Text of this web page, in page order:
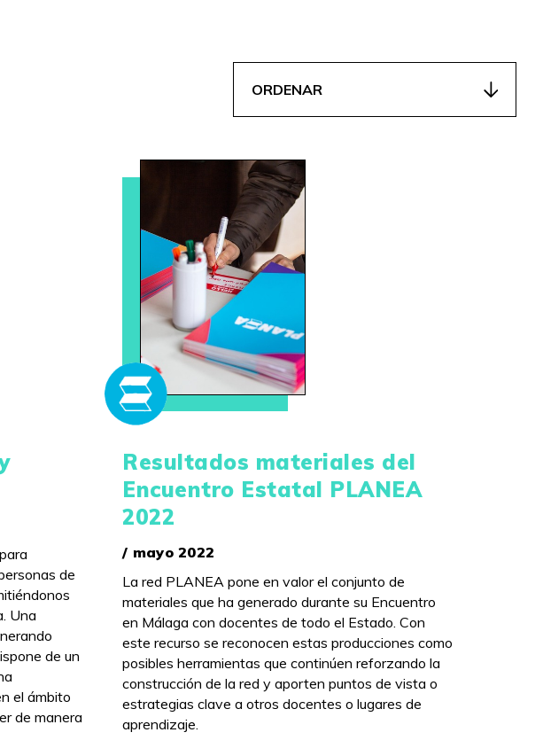
ORDENAR
de
Una
de un
el ámbito
de manera
Resultados materiales del
Encuentro Estatal PLANEA
2022
/ mayo 2022
La red PLANEA pone en valor el conjunto de
materiales que ha generado durante su Encuentro
en Málaga con docentes de todo el Estado. Con
este recurso se reconocen estas producciones como
posibles herramientas que continúen reforzando la
construcción de la red y aporten puntos de vista o
estrategias clave a otros docentes o lugares de
aprendizaje.